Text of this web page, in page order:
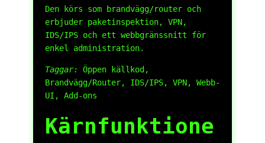
Den körs som brandvägg/router och
erbjuder paketinspektion, VPN,
IDS/IPS och ett webbgränssnitt för
enkel administration.
Taggar:
Öppen källkod,
Brandvägg/Router, IDS/IPS, VPN, Webb-
UI, Add-ons
Kärnfunktione